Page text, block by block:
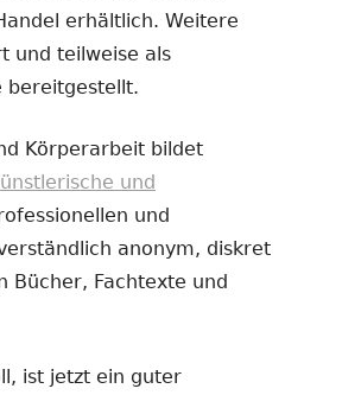
erhältlich. Weitere
und teilweise als
bereitgestellt.
Körperarbeit bildet
und
und
anonym, diskret
Bücher, Fachtexte und
ist jetzt ein guter